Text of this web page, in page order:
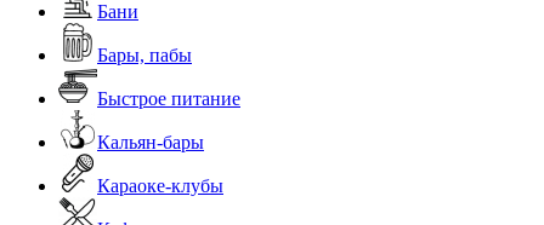
Бани
Бары, пабы
Быстрое питание
Кальян-бары
Караоке-клубы